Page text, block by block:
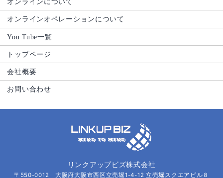
オンラインについて
オンラインオペレーションについて
You Tube一覧
トップページ
会社概要
お問い合わせ
リンクアップビズ株式会社
〒550-0012 大阪府大阪市西区立売堀1-4-12 立売堀スクエアビル８